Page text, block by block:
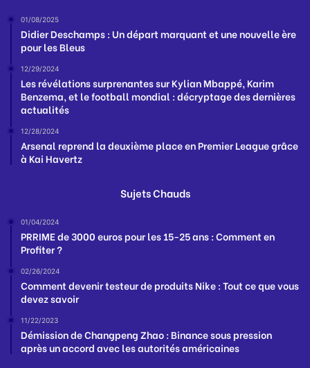
01/08/2025
Didier Deschamps : Un départ marquant et une nouvelle ère
pour les Bleus
12/29/2024
Les révélations surprenantes sur Kylian Mbappé, Karim
Benzema, et le football mondial : décryptage des dernières
actualités
12/28/2024
Arsenal reprend la deuxième place en Premier League grâce
à Kai Havertz
Sujets Chauds
01/04/2024
PRRIME de 3000 euros pour les 15-25 ans : Comment en
Profiter ?
02/26/2024
Comment devenir testeur de produits Nike : Tout ce que vous
devez savoir
11/22/2023
Démission de Changpeng Zhao : Binance sous pression
après un accord avec les autorités américaines